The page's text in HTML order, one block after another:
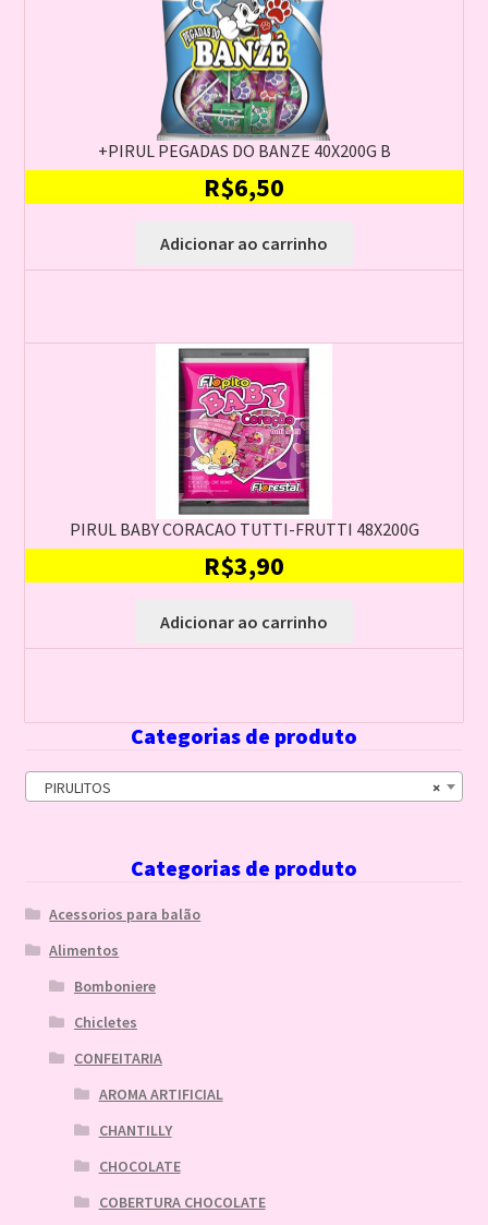
+PIRUL PEGADAS DO BANZE 40X200G B
R$6,50
Adicionar ao carrinho
PIRUL BABY CORACAO TUTTI-FRUTTI 48X200G
R$3,90
Adicionar ao carrinho
Categorias de produto
×
PIRULITOS
Categorias de produto
Acessorios para balão
Alimentos
Bomboniere
Chicletes
CONFEITARIA
AROMA ARTIFICIAL
CHANTILLY
CHOCOLATE
COBERTURA CHOCOLATE